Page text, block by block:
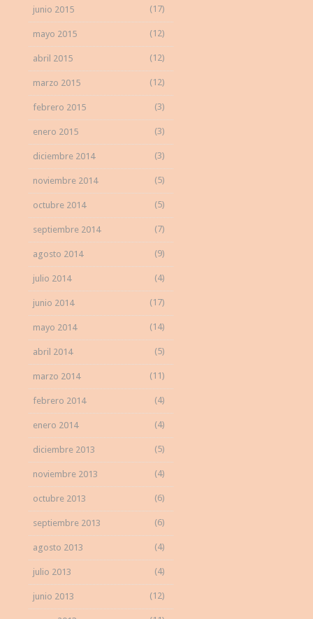
junio 2015 (17)
mayo 2015 (12)
abril 2015 (12)
marzo 2015 (12)
febrero 2015 (3)
enero 2015 (3)
diciembre 2014 (3)
noviembre 2014 (5)
octubre 2014 (5)
septiembre 2014 (7)
agosto 2014 (9)
julio 2014 (4)
junio 2014 (17)
mayo 2014 (14)
abril 2014 (5)
marzo 2014 (11)
febrero 2014 (4)
enero 2014 (4)
diciembre 2013 (5)
noviembre 2013 (4)
octubre 2013 (6)
septiembre 2013 (6)
agosto 2013 (4)
julio 2013 (4)
junio 2013 (12)